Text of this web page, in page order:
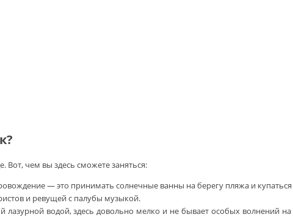
Вот, чем вы здесь сможете заняться:
— это принимать солнечные ванны на берегу пляжа и
и ревущей с палубы музыкой.
лазурной водой, здесь довольно мелко и не бывает особых волнений